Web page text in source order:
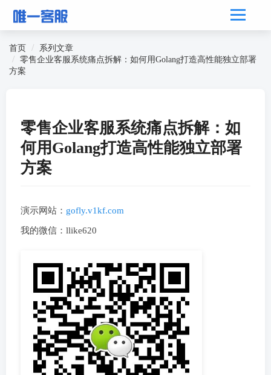
首页
系列文章
零售企业客服系统痛点拆解：如何用Golang打造高性能独立部署
方案
零售企业客服系统痛点拆解：如
何用Golang打造高性能独立部署
方案
演示网站： gofly.v1kf.com
我的微信：llike620